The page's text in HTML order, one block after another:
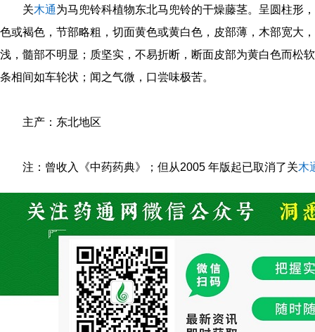
关木通为马兜铃科植物东北马兜铃的干燥藤茎。呈圆柱形
色或褐色，节部略粗，切面黄色或黄白色，皮部薄，木部宽大
浅，髓部不明显；质坚实，不易折断，断面皮部为黄白色而松
条相间如车轮状；闻之气微，口尝味极苦。
主产：东北地区
注：曾收入《中药药典》；但从2005 年版起已取消了关木